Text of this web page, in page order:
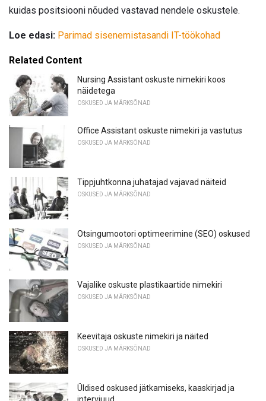
kuidas positsiooni nõuded vastavad nendele oskustele.
Loe edasi: Parimad sisenemistasandi IT-töökohad
Related Content
Nursing Assistant oskuste nimekiri koos
näidetega
OSKUSED JA MÄRKSÕNAD
Office Assistant oskuste nimekiri ja vastutus
OSKUSED JA MÄRKSÕNAD
Tippjuhtkonna juhatajad vajavad näiteid
OSKUSED JA MÄRKSÕNAD
Otsingumootori optimeerimine (SEO) oskused
OSKUSED JA MÄRKSÕNAD
Vajalike oskuste plastikaartide nimekiri
OSKUSED JA MÄRKSÕNAD
Keevitaja oskuste nimekiri ja näited
OSKUSED JA MÄRKSÕNAD
Üldised oskused jätkamiseks, kaaskirjad ja
intervjuud